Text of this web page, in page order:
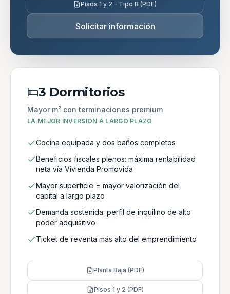
Pisos 1 y 2 – Tipo B (PDF)
Solicitar información
3 Dormitorios
Mayor m² con terminaciones premium
LA MEJOR INVERSIÓN A LARGO PLAZO
Cocina equipada y dos baños completos
Beneficios fiscales plenos: máxima rentabilidad
neta vía Vivienda Promovida
Mayor superficie = mayor valorización del
capital a largo plazo
Demanda sostenida: perfil de inquilino de alto
poder adquisitivo
Ticket de reventa más alto del emprendimiento
Planta Baja (PDF)
Pisos 1 y 2 (PDF)